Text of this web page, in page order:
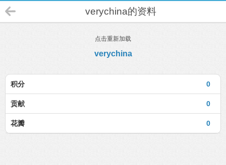
verychina的资料
点击重新加载
verychina
0
积分
0
贡献
0
花瓣